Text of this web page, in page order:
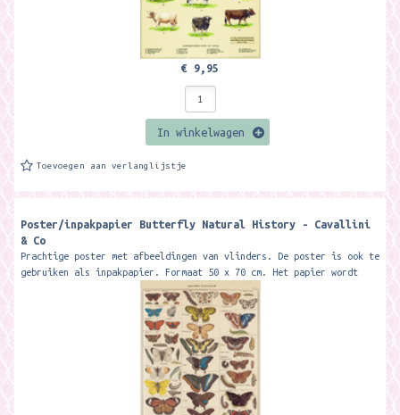
€ 9,95
In winkelwagen
Toevoegen aan verlanglijstje
Poster/inpakpapier Butterfly Natural History - Cavallini
& Co
Prachtige poster met afbeeldingen van vlinders. De poster is ook te
gebruiken als inpakpapier. Formaat 50 x 70 cm. Het papier wordt